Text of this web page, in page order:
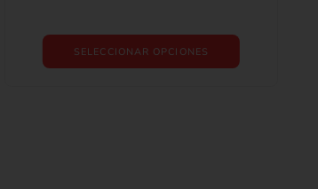
SELECCIONAR OPCIONES